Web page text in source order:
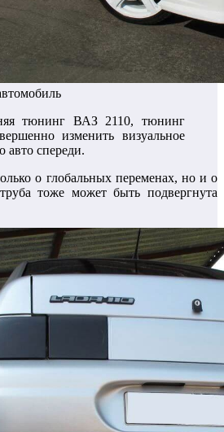
тюнинг ВАЗ 2110, тюнинг
изменить визуальное
авто спереди.
о глобальных переменах, но и о
тоже может быть подвергнута